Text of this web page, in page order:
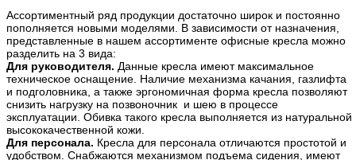
Ассортиментный ряд продукции достаточно широк и постоянно
пополняется новыми моделями. В зависимости от назначения,
представленные в нашем ассортименте офисные кресла можно
разделить на 3 вида:
Для руководителя. Данные кресла имеют максимальное
техническое оснащение. Наличие механизма качания, газлифта
и подголовника, а также эргономичная форма кресла позволяют
снизить нагрузку на позвоночник и шею в процессе
эксплуатации. Обивка такого кресла выполняется из натуральной
высококачественной кожи.
Для персонала. Кресла для персонала отличаются простотой и
удобством. Снабжаются механизмом подъема сидения, имеют